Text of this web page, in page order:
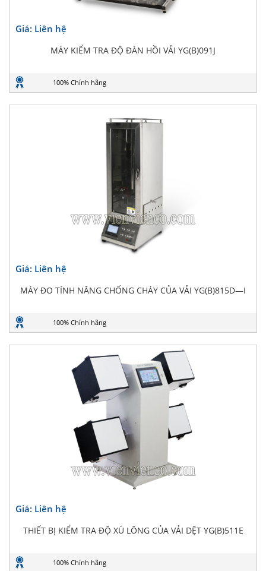
Giá: Liên hệ
MÁY KIỂM TRA ĐỘ ĐÀN HỒI VẢI YG(B)091J
100% Chính hãng
Giá: Liên hệ
MÁY ĐO TÍNH NĂNG CHỐNG CHÁY CỦA VẢI YG(B)815D—I
100% Chính hãng
Giá: Liên hệ
THIẾT BỊ KIỂM TRA ĐỘ XÙ LÔNG CỦA VẢI DỆT YG(B)511E
100% Chính hãng